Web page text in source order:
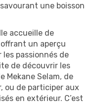
une boisson
accueille de
un aperçu
passionnés de
de découvrir les
Mekane Selam, de
ou de participer aux
en extérieur. C’est